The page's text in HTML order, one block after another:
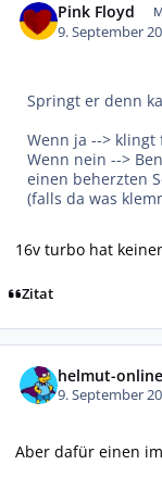
Pink Floyd
9. September
Springt er denn
Wenn ja -->
Wenn nein -->
einen beherzten
(falls da was
16v turbo hat
Zitat
helmut-online
9. September
Aber dafür einen